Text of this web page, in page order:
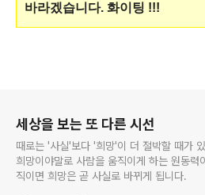
바라겠습니다. 화이팅 !!!
세상을 보는 또 다른 시선
때로는 '사실'보다 '희망'이 더 절박할 때가
희망이야말로 사람을 움직이게 하는 원동력
직이면 희망은 곧 사실로 바뀌게 됩니다.